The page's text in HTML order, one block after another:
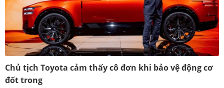
Chủ tịch Toyota cảm thấy cô đơn khi bảo vệ động cơ
đốt trong